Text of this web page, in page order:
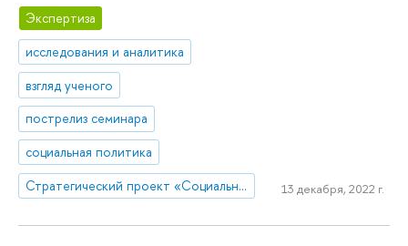
Экспертиза
исследования и аналитика
взгляд ученого
пострелиз семинара
социальная политика
Стратегический проект «Социальная политика устойчивого развития и инклюзивного экономического роста»
13 декабря, 2022 г.